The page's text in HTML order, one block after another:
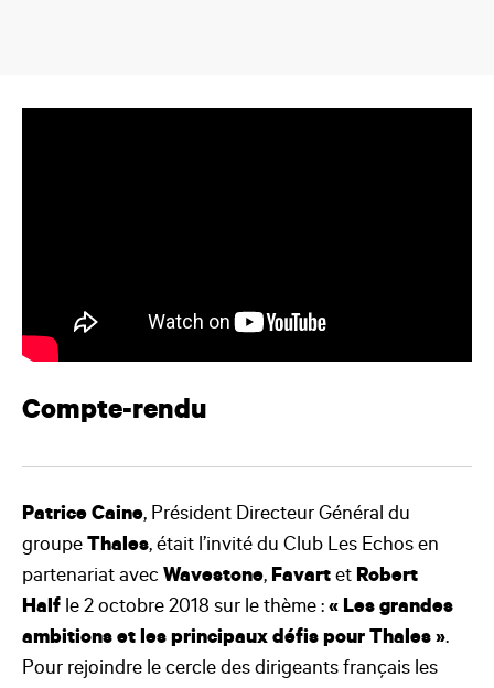
Compte-rendu
Patrice Caine, Président Directeur Général du
groupe Thales, était l’invité du Club Les Echos en
partenariat avec Wavestone, Favart et Robert
Half le 2 octobre 2018 sur le thème : « Les grandes
ambitions et les principaux défis pour Thales ».
Pour rejoindre le cercle des dirigeants français les